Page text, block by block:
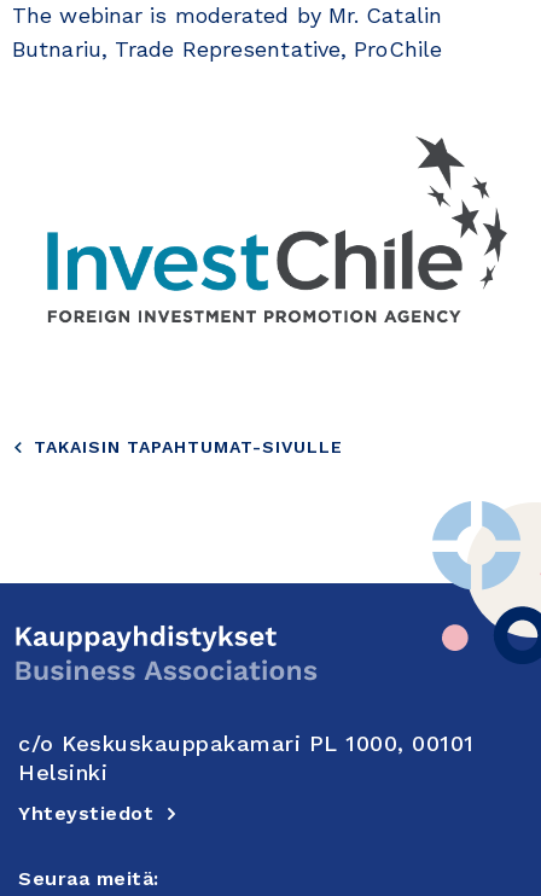
The webinar is moderated by Mr. Catalin
Butnariu, Trade Representative, ProChile
TAKAISIN TAPAHTUMAT-SIVULLE
c/o Keskuskauppakamari PL 1000, 00101
Helsinki
Yhteystiedot
Seuraa meitä: